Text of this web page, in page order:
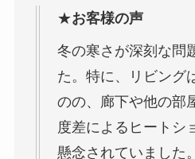
★お客様の声
冬の寒さが深刻な問
た。特に、リビング
のの、廊下や他の部
度差によるヒートシ
懸念されていました